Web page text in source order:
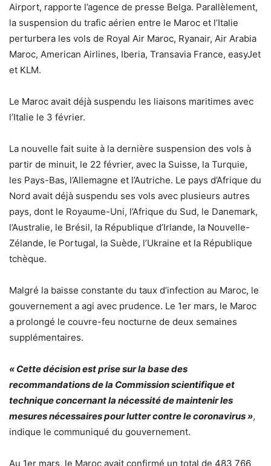
Airport, rapporte l’agence de presse Belga. Parallèlement,
la suspension du trafic aérien entre le Maroc et l’Italie
perturbera les vols de Royal Air Maroc, Ryanair, Air Arabia
Maroc, American Airlines, Iberia, Transavia France, easyJet
et KLM.
Le Maroc avait déjà suspendu les liaisons maritimes avec
l’Italie le 3 février.
La nouvelle fait suite à la dernière suspension des vols à
partir de minuit, le 22 février, avec la Suisse, la Turquie,
les Pays-Bas, l’Allemagne et l’Autriche. Le pays d’Afrique du
Nord avait déjà suspendu ses vols avec plusieurs autres
pays, dont le Royaume-Uni, l’Afrique du Sud, le Danemark,
l’Australie, le Brésil, la République d’Irlande, la Nouvelle-
Zélande, le Portugal, la Suède, l’Ukraine et la République
tchèque.
Malgré la baisse constante du taux d’infection au Maroc, le
gouvernement a agi avec prudence. Le 1er mars, le Maroc
a prolongé le couvre-feu nocturne de deux semaines
supplémentaires.
« Cette décision est prise sur la base des
recommandations de la Commission scientifique et
technique concernant la nécessité de maintenir les
mesures nécessaires pour lutter contre le coronavirus »,
indique le communiqué du gouvernement.
Au 1er mars, le Maroc avait confirmé un total de 483 766